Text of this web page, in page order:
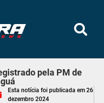
pela PM de
Esta notícia foi publicada em 26
dezembro 2024